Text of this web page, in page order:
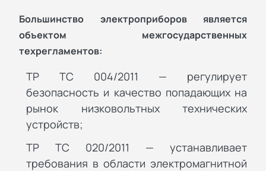
Большинство электроприборов является
объектом межгосударственных
техрегламентов:
ТР ТС 004/2011 — регулирует
безопасность и качество попадающих на
рынок низковольтных технических
устройств;
ТР ТС 020/2011 — устанавливает
требования в области электромагнитной